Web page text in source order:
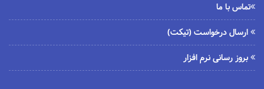
تماس با ما
ارسال درخواست (تیکت)
بروز رسانی نرم افزار